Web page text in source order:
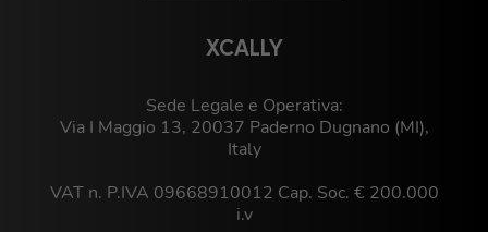
XCALLY
Sede Legale e Operativa:
Via I Maggio 13, 20037 Paderno Dugnano (MI),
Italy
VAT n. P.IVA 09668910012 Cap. Soc. € 200.000
i.v